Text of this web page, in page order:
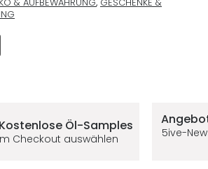
Öl-Samples
Checkout auswählen 5ive-